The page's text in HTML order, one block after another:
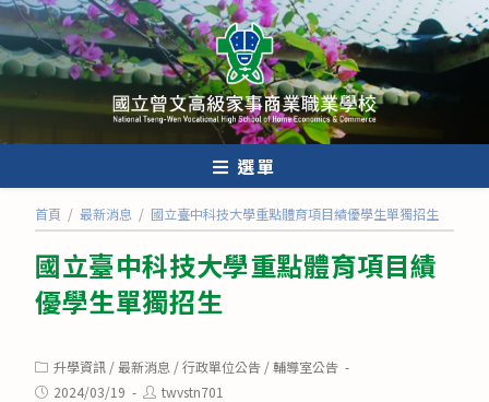
跳
轉
至
內
選單
首頁 / 最新消息 / 國立臺中科技大學重點體育項目績優學生單獨招生
國立臺中科技大學重點體育項目績
優學生單獨招生
Post
category:
升學資訊 /最新消息 /行政單位公告 /輔導室公告
Post2024/03/19
Posttwvstn701